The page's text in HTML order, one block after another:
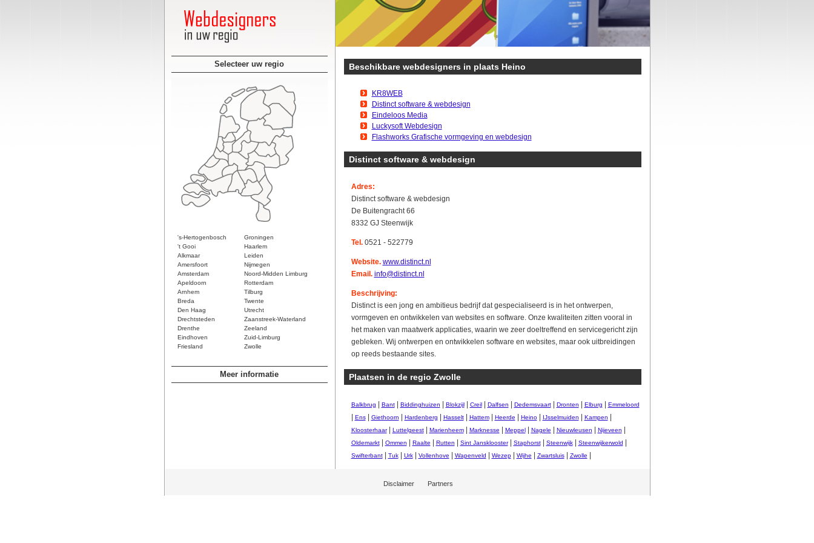
Selecteer uw regio
's-Hertogenbosch
Groningen
't Gooi
Haarlem
Alkmaar
Leiden
Amersfoort
Nijmegen
Amsterdam
Noord-Midden Limburg
Apeldoorn
Rotterdam
Arnhem
Tilburg
Breda
Twente
Den Haag
Utrecht
Drechtsteden
Zaanstreek-Waterland
Drenthe
Zeeland
Eindhoven
Zuid-Limburg
Friesland
Zwolle
Meer informatie
Beschikbare webdesigners in plaats Heino
KR8WEB
Distinct software & webdesign
Eindeloos Media
Luckysoft Webdesign
Flashworks Grafische vormgeving en webdesign
Distinct software & webdesign
Adres:
Distinct software & webdesign
De Buitengracht 66
8332 GJ Steenwijk
Tel.0521 - 522779
Website. www.distinct.nl
Email. info@distinct.nl
Beschrijving:
Distinct is een jong en ambitieus bedrijf dat gespecialiseerd is in het ontwerpen,
vormgeven en ontwikkelen van websites en software. Onze kwaliteiten zitten vooral in
het maken van maatwerk applicaties, waarin we zeer doeltreffend en servicegericht zijn
gebleken. Wij ontwerpen en ontwikkelen software en websites, maar ook uitbreidingen
op reeds bestaande sites.
Plaatsen in de regio Zwolle
Balkbrug Bant| Biddinghuizen Blokzijl| Creil| Dalfsen Dedemsvaart| Dronten Elburg Emmeloord
Ens| Giethoorn Hardenberg Hasselt| Hattem| Heerde Heino| IJsselmuiden Kampen
Kloosterhaar| Luttelgeest| Marienheem| Marknesse Meppel| Nagele Nieuwleusen Nijeveen
Oldemarkt| Ommen Raalte Rutten Sint Jansklooster| Staphorst| Steenwijk| Steenwijkerwold
Swifterbant| Tuk| Urk| Vollenhove Wapenveld Wezep| Wijhe Zwartsluis| Zwolle
Disclaimer Partners